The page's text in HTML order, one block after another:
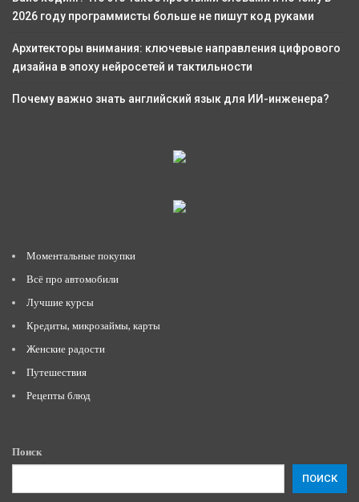
2026 году программисты больше не пишут код руками
Архитекторы внимания: ключевые направления цифрового
дизайна в эпоху нейросетей и тактильности
Почему важно знать английский язык для ИИ-инженера?
Моментальные покупки
Всё про автомобили
Лучшие курсы
Кредиты, микрозаймы, карты
Женские радости
Путешествия
Рецепты блюд
Поиск
ПОИСК